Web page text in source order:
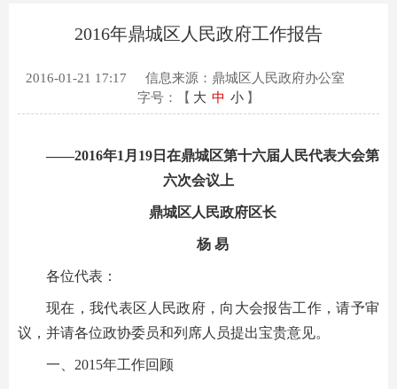
2016年鼎城区人民政府工作报告
2016-01-21 17:17
信息来源：鼎城区人民政府办公室
字号：【 大 中 小 】
——2016年1月19日在鼎城区第十六届人民代表大会第
六次会议上
鼎城区人民政府区长
杨 易
各位代表：
现在，我代表区人民政府，向大会报告工作，请予审
议，并请各位政协委员和列席人员提出宝贵意见。
一、2015年工作回顾